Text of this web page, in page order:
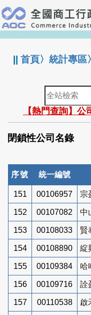
跳
到
主
要
:::
||首頁〉統計專區〉
全
站
檢
索
【熱門查詢】
閉鎖性公司名錄
序號 統一編號
151 00106957 宗
152 00107082 中
153 00108033 賢
154 00108890 綻
155 00109384 哈
156 00109716 詮
157 00110538 啟